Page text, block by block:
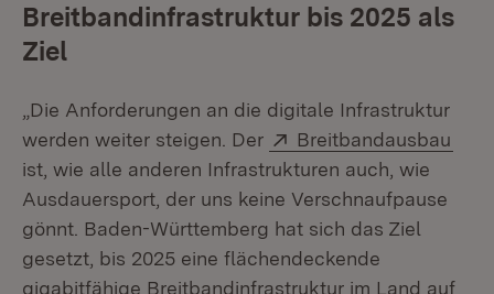
Breitbandinfrastruktur bis 2025 als
Ziel
„Die Anforderungen an die digitale Infrastruktur
werden weiter steigen. Der
Extern:
Breitbandausbau
ist, wie alle anderen Infrastrukturen auch, wie
Ausdauersport, der uns keine Verschnaufpause
gönnt. Baden-Württemberg hat sich das Ziel
gesetzt, bis 2025 eine flächendeckende
gigabitfähige Breitbandinfrastruktur im Land auf